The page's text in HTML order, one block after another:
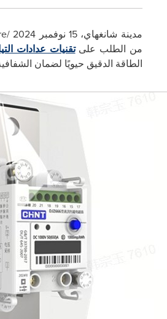
مدينة شانغهاي، 15 نوفمبر 2024 /
من الطلب علىتقنيات عدادات
الطاقة الدقيق حيويًا لضمان